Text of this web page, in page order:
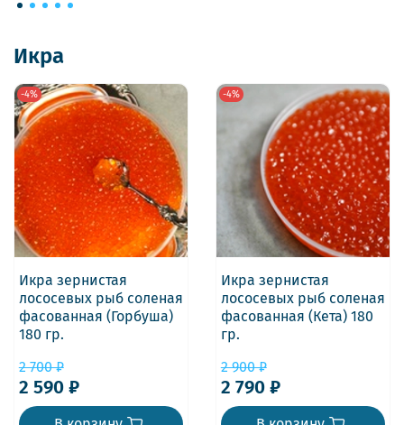
Икра
-4%
Икра зернистая
лососевых рыб соленая
фасованная (Горбуша)
180 гр.
2 700 ₽
2 590 ₽
-4%
Икра зернистая
лососевых рыб соленая
фасованная (Кета) 180
гр.
2 900 ₽
2 790 ₽